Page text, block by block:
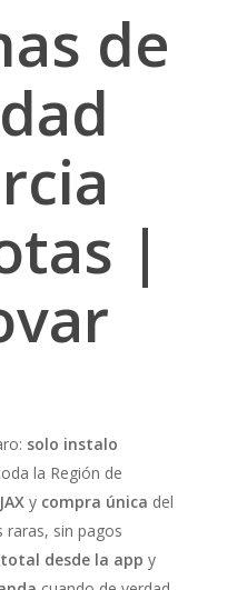
de
|
solo instalo
la Región de
y compra única del
raras, sin pagos
desde la app y